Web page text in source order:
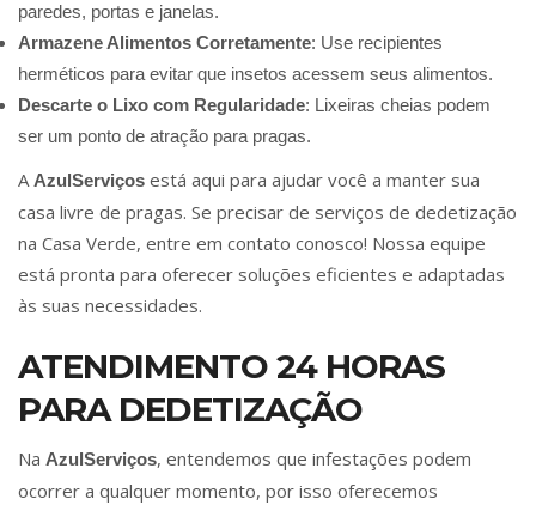
paredes, portas e janelas.
Armazene Alimentos Corretamente: Use recipientes
herméticos para evitar que insetos acessem seus alimentos.
Descarte o Lixo com Regularidade: Lixeiras cheias podem
ser um ponto de atração para pragas.
A AzulServiços está aqui para ajudar você a manter sua
casa livre de pragas. Se precisar de serviços de dedetização
na Casa Verde, entre em contato conosco! Nossa equipe
está pronta para oferecer soluções eficientes e adaptadas
às suas necessidades.
ATENDIMENTO 24 HORAS
PARA DEDETIZAÇÃO
Na AzulServiços, entendemos que infestações podem
ocorrer a qualquer momento, por isso oferecemos